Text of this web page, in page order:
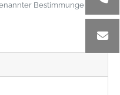
Bestimmungen